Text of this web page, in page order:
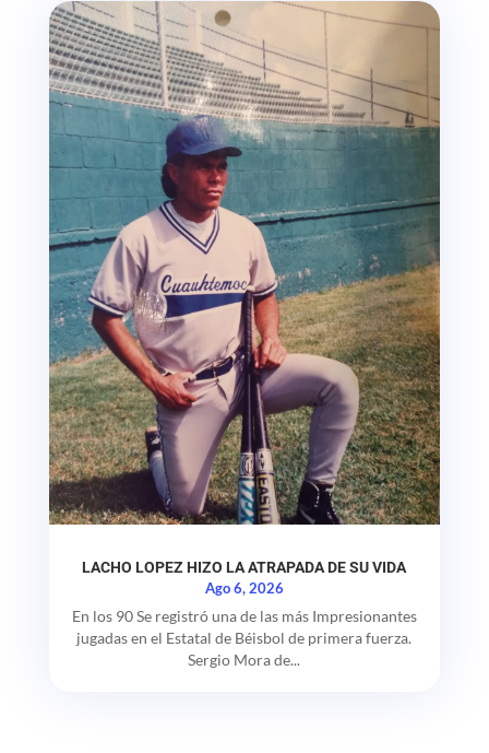
LACHO LOPEZ HIZO LA ATRAPADA DE SU VIDA
Ago 6, 2026
En los 90 Se registró una de las más Impresionantes
jugadas en el Estatal de Béisbol de primera fuerza.
Sergio Mora de...